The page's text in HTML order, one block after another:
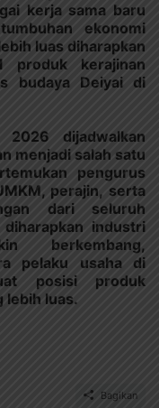
kerja sama baru
ekonomi
luas diharapkan
produk kerajinan
budaya Deiyai di
dijadwalkan
menjadi salah satu
pengurus
perajin, serta
dari seluruh
industri
berkembang,
pelaku usaha di
posisi produk
lebih luas.
Bagikan